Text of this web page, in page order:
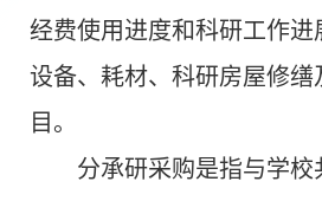
经费使用进度和科研工作进
设备、耗材、科研房屋修缮
目。
分承研采购是指与学